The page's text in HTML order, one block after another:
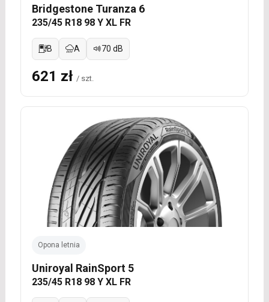
Bridgestone Turanza 6
235/45 R18 98 Y XL FR
B A 70 dB
621 zł / szt.
Opona letnia
Uniroyal RainSport 5
235/45 R18 98 Y XL FR